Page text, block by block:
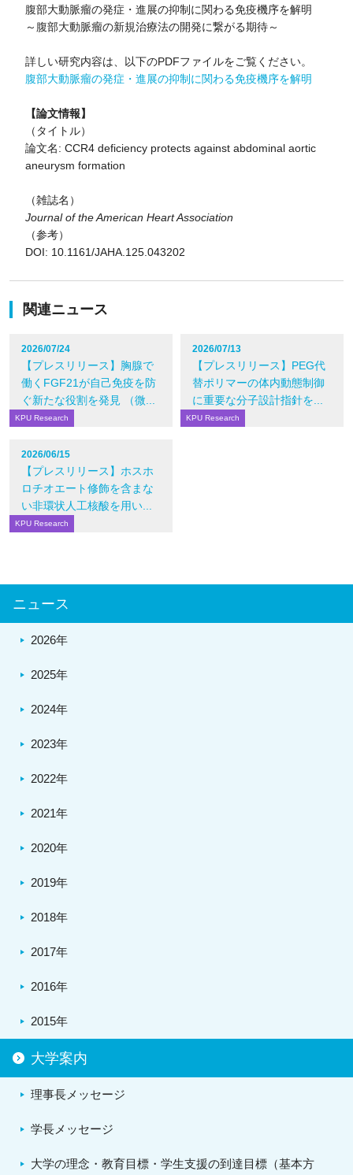
腹部大動脈瘤の発症・進展の抑制に関わる免疫機序を解明
～腹部大動脈瘤の新規治療法の開発に繋がる期待～
詳しい研究内容は、以下のPDFファイルをご覧ください。
腹部大動脈瘤の発症・進展の抑制に関わる免疫機序を解明
【論文情報】
（タイトル）
論文名: CCR4 deficiency protects against abdominal aortic
aneurysm formation
（雑誌名）
Journal of the American Heart Association
（参考）
DOI: 10.1161/JAHA.125.043202
関連ニュース
2026/07/24
【プレスリリース】胸腺で
働くFGF21が自己免疫を防
ぐ新たな役割を発見 （微...
KPU Research
2026/07/13
【プレスリリース】PEG代
替ポリマーの体内動態制御
に重要な分子設計指針を...
KPU Research
2026/06/15
【プレスリリース】ホスホ
ロチオエート修飾を含まな
い非環状人工核酸を用い...
KPU Research
ニュース
2026年
2025年
2024年
2023年
2022年
2021年
2020年
2019年
2018年
2017年
2016年
2015年
大学案内
理事長メッセージ
学長メッセージ
大学の理念・教育目標・学生支援の到達目標（基本方